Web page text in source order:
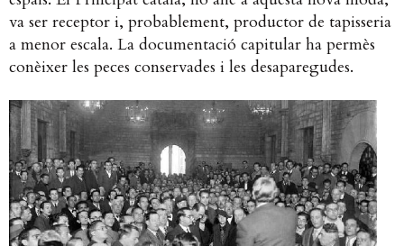
va ser receptor i, probablement, productor de tapisseria
a menor escala. La documentació capitular ha permès
conèixer les peces conservades i les desaparegudes.